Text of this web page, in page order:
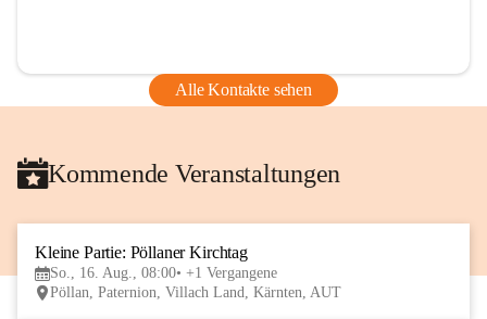
Alle Kontakte sehen
Kommende Veranstaltungen
Kleine Partie: Pöllaner Kirchtag
So., 16. Aug., 08:00 +1 Vergangene
Pöllan, Paternion, Villach Land, Kärnten, AUT